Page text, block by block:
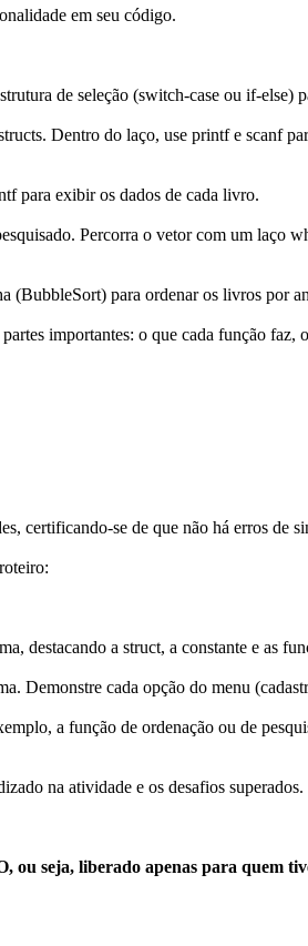
em seu código.
de seleção (switch-case ou if-else)
Dentro do laço, use printfe scanf
para exibir os dados de cada livro.
Percorra o vetor com um laço
(BubbleSort) para ordenar os livros por
partes importantes: o que cada função
certificando-se de que não há erros de
destacando a struct, a constante e as
Demonstre cada opção do menu (
a função de ordenação ou de
na atividade e os desafios superados.
seja, liberado apenas para quem